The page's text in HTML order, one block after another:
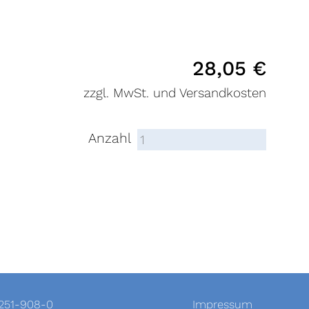
28,05 €
zzgl. MwSt. und Versandkosten
Anzahl
908-0 Impressum